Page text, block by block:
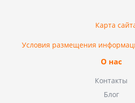
Карта
Условия размещения
О нас
Контакты
Блог